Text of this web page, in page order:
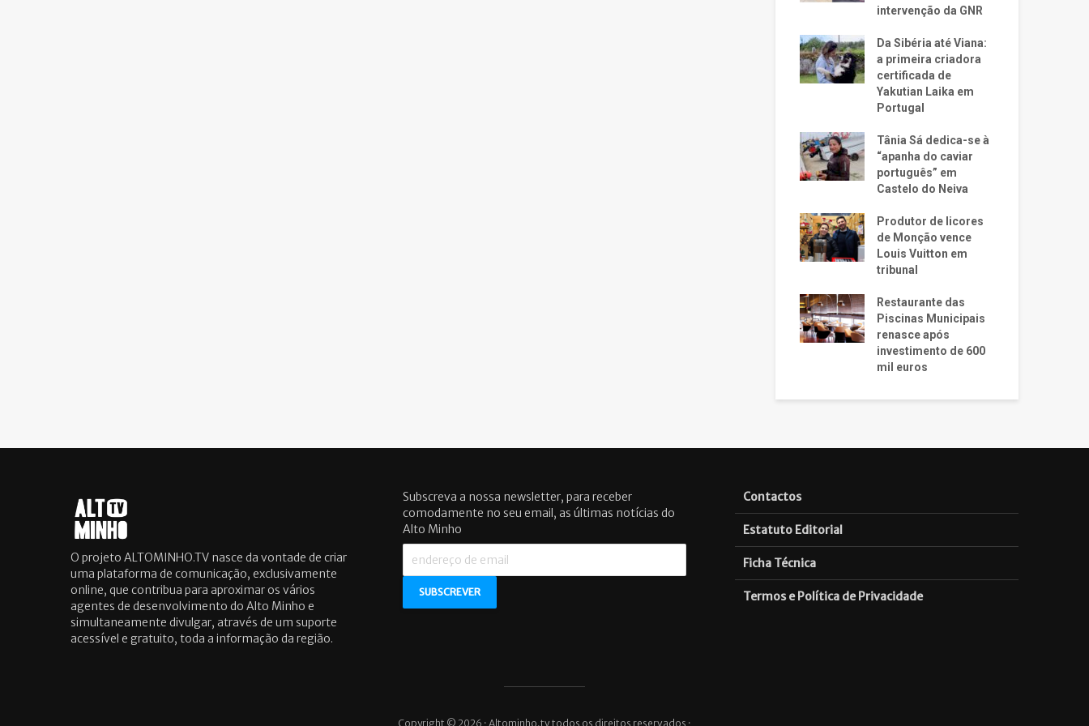
intervenção da GNR
Da Sibéria até Viana:
a primeira criadora
certificada de
Yakutian Laika em
Portugal
Tânia Sá dedica-se à
“apanha do caviar
português” em
Castelo do Neiva
Produtor de licores
de Monção vence
Louis Vuitton em
tribunal
Restaurante das
Piscinas Municipais
renasce após
investimento de 600
mil euros
O projeto ALTOMINHO.TV nasce da vontade de criar
uma plataforma de comunicação, exclusivamente
online, que contribua para aproximar os vários
agentes de desenvolvimento do Alto Minho e
simultaneamente divulgar, através de um suporte
acessível e gratuito, toda a informação da região.
Subscreva a nossa newsletter, para receber
comodamente no seu email, as últimas notícias do
Alto Minho
Contactos
Estatuto Editorial
Ficha Técnica
Termos e Política de Privacidade
Copyright © 2026 · Altominho.tv todos os direitos reservados ·